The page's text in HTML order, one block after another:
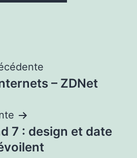
– ZDNet
7 : design et date